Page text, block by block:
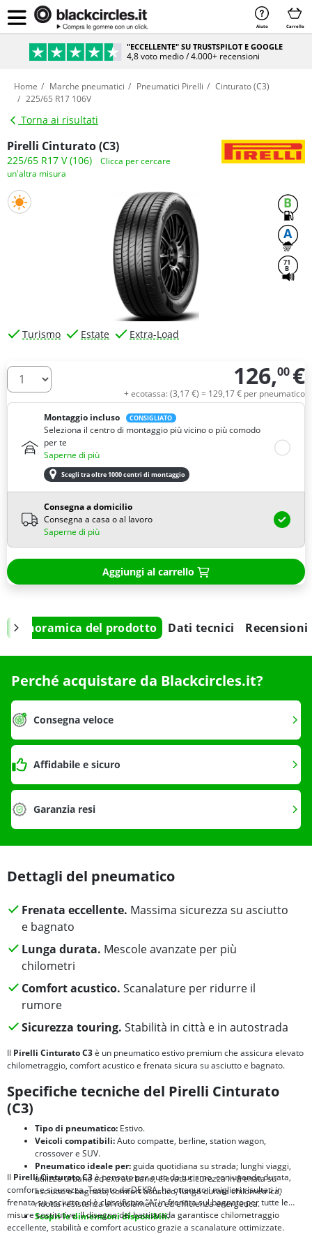
Aiuto Carrello
"ECCELLENTE" SU TRUSTSPILOT E GOOGLE
4,8 voto medio / 4.000+ recensioni
Home Marche pneumatici Pneumatici Pirelli
Cinturato (C3)
225/65 R17 106V
Torna ai risultati
Pirelli Cinturato (C3)
225/65 R17 V (106)
Clicca per cercare
un'altra misura
B
A
71
B
Turismo Estate Extra-Load
Quantità 126,00 €
+ ecotassa: (3,17€) = 129,17€ per pneumatico
Montaggio incluso
CONSIGLIATO
Seleziona il centro di montaggio più vicino o più comodo
per te
Saperne di più
Scegli tra oltre 1000 centri di montaggio
Consegna a domicilio
Consegna a casa o al lavoro
Saperne di più
Aggiungi al carrello
Panoramica del prodotto Dati tecnici Recensioni
Perché acquistare da Blackcircles.it?
Consegna veloce
Affidabile e sicuro
Garanzia resi
Dettagli del pneumatico
Frenata eccellente. Massima sicurezza su asciutto
e bagnato
Lunga durata. Mescole avanzate per più
chilometri
Comfort acustico. Scanalature per ridurre il
rumore
Sicurezza touring. Stabilità in città e in autostrada
Il Pirelli Cinturato C3è un pneumatico estivo premium che assicura elevato
chilometraggio, comfort acustico e frenata sicura su asciutto e bagnato.
Specifiche tecniche del Pirelli Cinturato
(C3)
Tipo di pneumatico: Estivo.
Veicoli compatibili:Auto compatte, berline, station wagon,
crossover e SUV.
Pneumatico ideale per:guida quotidiana su strada; lunghi viaggi,
utilizzo urbano ed extraurbano, elevata sicurezza in frenata su
asciutto e bagnato, comfort acustico, lunga durata chilometrica,
ridotta resistenza al rotolamento ed efficienza energetica.
Scopri le dimensioni disponibili.
Il Pirelli Cinturato C3è pensato per auto da turismo, coniugando durata,
comfort e sicurezza. Testato da DEKRA, ha ottenuto i migliori risultati in
frenata su asciutto ed è classificato “A” in frenata sul bagnato per tutte le
misure sostitutive. Il disegno del battistrada garantisce chilometraggio
eccellente, stabilità e comfort acustico grazie a scanalature ottimizzate.